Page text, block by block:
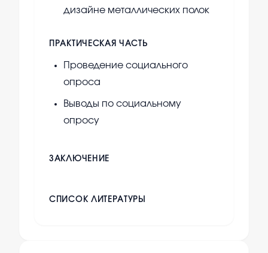
дизайне металлических полок
ПРАКТИЧЕСКАЯ ЧАСТЬ
Проведение социального
опроса
Выводы по социальному
опросу
ЗАКЛЮЧЕНИЕ
СПИСОК ЛИТЕРАТУРЫ